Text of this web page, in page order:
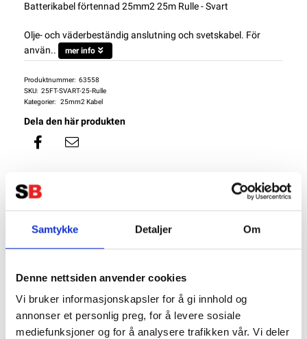
Samtykke Detaljer Om
Denne nettsiden anvender cookies
Vi bruker informasjonskapsler for å gi innhold og
annonser et personlig preg, for å levere sosiale
mediefunksjoner og for å analysere trafikken vår. Vi deler
Batterikabel förtennad 25mm2 25m Rulle - Svart
Olje- och väderbeständig anslutning och svetskabel. För
använ..
mer info
Produktnummer: 63558
SKU: 25FT-SVART-25-Rulle
Kategorier:
25mm2 Kabel
Dela den här produkten
Package Contents
Batterikabel Förtennad 25mm2 - Svart
SKU: 25FT-SVART-1